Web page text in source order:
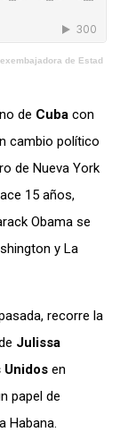
de Estad
de Cuba con
cambio político
de Nueva York
15 años,
Obama se
y La
recorre la
Julissa
Unidos en
papel de
Habana.